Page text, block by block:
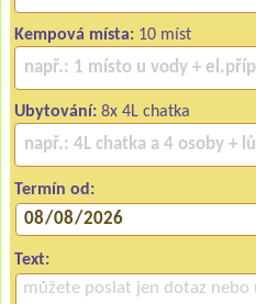
Kempová místa: 10 míst
Ubytování: 8x 4L chatka
Termín od:
Text: